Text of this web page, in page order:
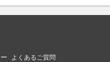
よくあるご質問